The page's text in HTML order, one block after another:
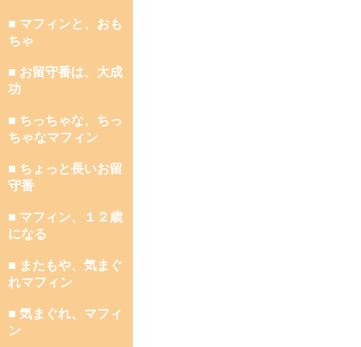
■ マフィンと、おも
ちゃ
■ お留守番は、大成
功
■ ちっちゃな、ちっ
ちゃなマフィン
■ ちょっと長いお留
守番
■ マフィン、１２歳
になる
■ またもや、気まぐ
れマフィン
■ 気まぐれ、マフィ
ン